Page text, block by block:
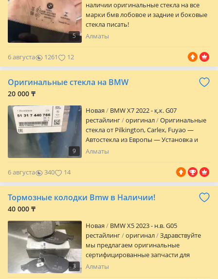
5
наличии оригинальные стекла на все
марки бмв лобовое и задние и боковые
стекла писать!
Алматы
6 августа 1261 12
Оригинальные стекла на BMW
20 000 ₸
9
Новая
BMW X7 2022 - қ.к. G07
рестайлинг
оригинал
Оригинальные
стекла от Pilkington, Carlex, Fuyao —
Автостекла из Европы — Установка и
продажа на все марки авто — Доставка
наличии атермальные, тонированные и
бронированные стекла — Задние и
боковые стекла — Более 2000тысяч
довольных клиентов — Есть опция
Алматы
6 августа 340 14
Тормозные колодки Bmw в Наличии!
40 000 ₸
3
Новая
BMW X5 2023 - н.в. G05
рестайлинг
оригинал
Здравствуйте
мы предлагаем оригинальные
сертифицированные запчасти для
вашего авто колодки датчики колодок,
Алматы